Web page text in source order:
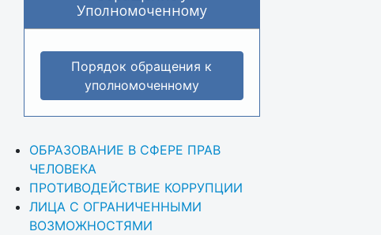
Уполномоченному
Порядок обращения к
уполномоченному
ОБРАЗОВАНИЕ В СФЕРЕ ПРАВ
ЧЕЛОВЕКА
ПРОТИВОДЕЙСТВИЕ КОРРУПЦИИ
ЛИЦА С ОГРАНИЧЕННЫМИ
ВОЗМОЖНОСТЯМИ